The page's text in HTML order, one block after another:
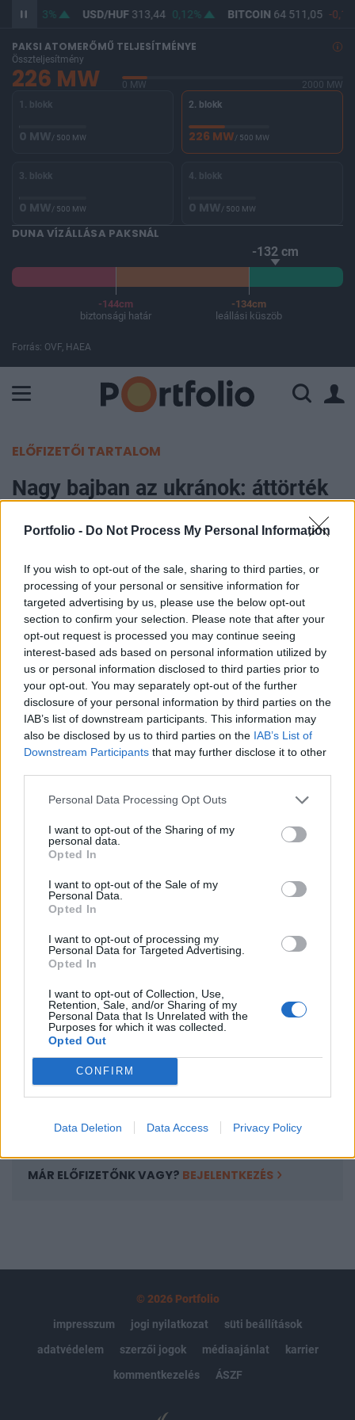
Portfolio - Do Not Process My Personal Information
If you wish to opt-out of the sale, sharing to third parties, or
processing of your personal or sensitive information for
targeted advertising by us, please use the below opt-out
section to confirm your selection. Please note that after your
opt-out request is processed you may continue seeing
interest-based ads based on personal information utilized by
us or personal information disclosed to third parties prior to
your opt-out. You may separately opt-out of the further
disclosure of your personal information by third parties on the
IAB’s list of downstream participants. This information may
also be disclosed by us to third parties on the IAB’s List of
Downstream Participants that may further disclose it to other
Personal Data Processing Opt Outs
I want to opt-out of the Sharing of my
personal data.
Opted In
I want to opt-out of the Sale of my
Personal Data.
Opted In
I want to opt-out of processing my
Personal Data for Targeted Advertising.
Opted In
I want to opt-out of Collection, Use,
Retention, Sale, and/or Sharing of my
Personal Data that Is Unrelated with the
Purposes for which it was collected.
Opted Out
CONFIRM
Data Deletion Data Access Privacy Policy
0,13% USD/HUF313,44 0,12% BITCOIN64 511,05 -
PAKSI ATOMERŐMŰ TELJESÍTMÉNYE
Összteljesítmény
226 MW 0 MW
2000 MW
1. blokk
0 MW/ 500 MW
2. blokk
226 MW/ 500 MW
3. blokk
0 MW/ 500 MW
4. blokk
0 MW/ 500 MW
DUNA VÍZÁLLÁSA PAKSNÁL
-132 cm
-144cm
biztonsági határ
-134cm
leállási küszöb
Forrás: OVF, HAEA
ELŐFIZETŐI TARTALOM
Nagy bajban az ukránok: áttörték
az oroszok a két éve ostromlott
város védelmét
Portfolio
2024. január 22. 07:59
Hétvégére szinte biztosan átszakadt a donbaszi
Avgyijivka város déli védelmi vonala. A
rendelkezésre álló geolokációk és drónfelvételek
alapján az orosz csapatok elérték a lakott
területeket is.
Julian Röpcke, a háborúval napi szinten foglalkozó német
Bild újságírója geolokáció alapján azt állítja friss X
bejegyzésében, hogy az orosz csapatok áttörték Avgyijivka
through the southern defense of and operate one kilometer
deep inside the town. #Avdiivka— Julian (Röpcke) January
KEDVES OLVASÓNK!
A keresett cikk a portfolio.hu hírarchívumához
tartozik, melynek olvasása előfizetéses
regisztrációhoz kötött.
Az előfizetés a következőket tartalmazza:
Portfolio.hu teljes cikkarchívum
Kötéslisták: BÉT elmúlt 2 év napon belüli
kötéslistái
MÁR ELŐFIZETŐNK VAGY? BEJELENTKEZÉS
© 2026 Portfolio
impresszum
jogi nyilatkozat
süti beállítások
adatvédelem
szerzői jogok médiaajánlat
karrier
kommentkezelés
ÁSZF